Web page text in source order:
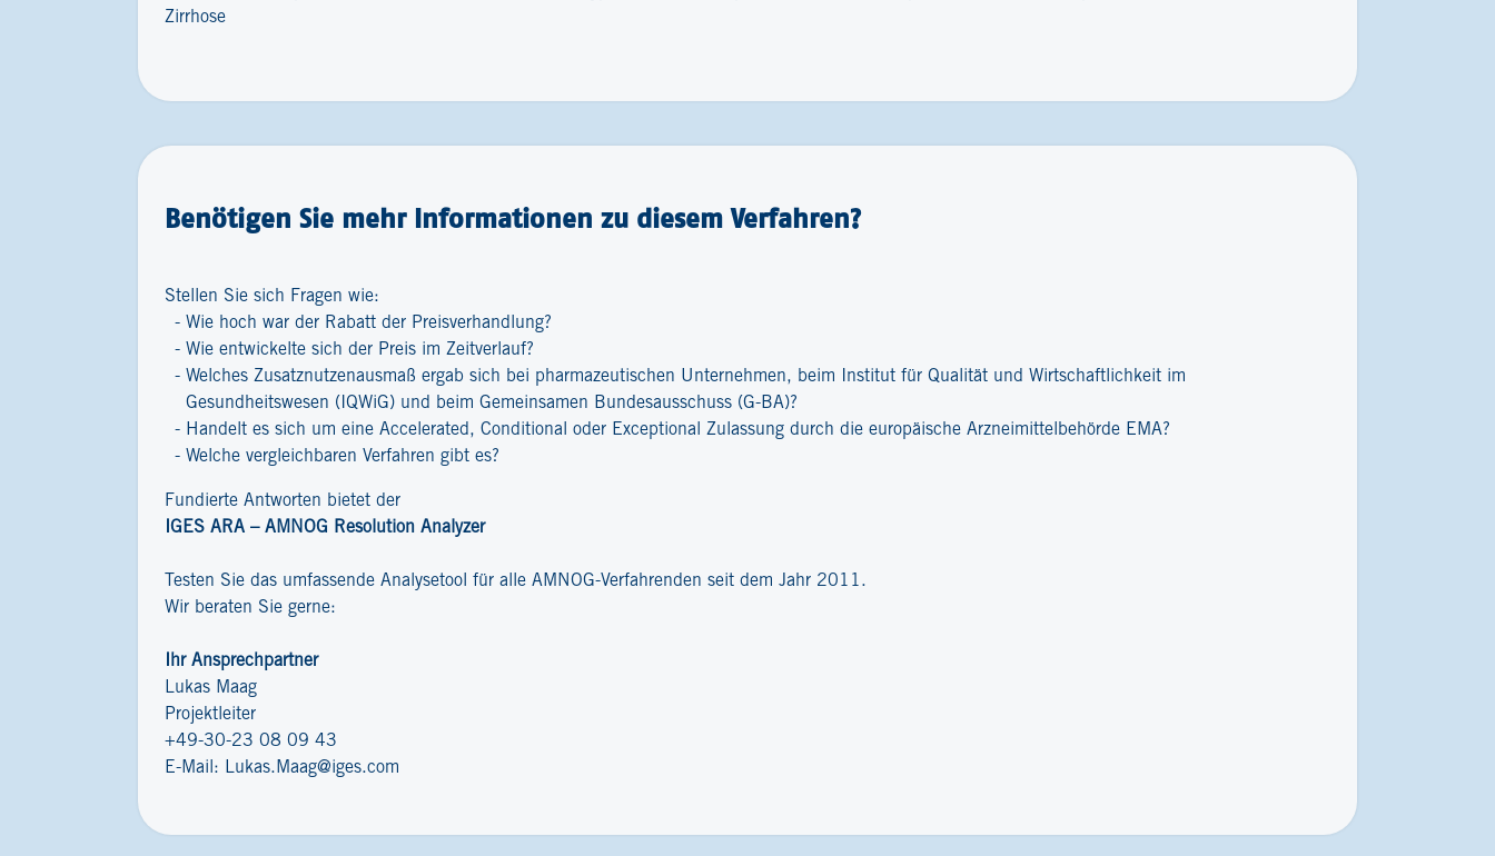
Zirrhose
Benötigen Sie mehr Informationen zu diesem Verfahren?
Stellen Sie sich Fragen wie:
Wie hoch war der Rabatt der Preisverhandlung?
Wie entwickelte sich der Preis im Zeitverlauf?
Welches Zusatznutzenausmaß ergab sich bei pharmazeutischen Unternehmen, beim Institut für Qualität und Wirtschaftlichkeit im
Gesundheitswesen (IQWiG) und beim Gemeinsamen Bundesausschuss (G-BA)?
Handelt es sich um eine Accelerated, Conditional oder Exceptional Zulassung durch die europäische Arzneimittelbehörde EMA?
Welche vergleichbaren Verfahren gibt es?
Fundierte Antworten bietet der
IGES ARA – AMNOG Resolution Analyzer
Testen Sie das umfassende Analysetool für alle AMNOG-Verfahrenden seit dem Jahr 2011.
Wir beraten Sie gerne:
Ihr Ansprechpartner
Lukas Maag
Projektleiter
+49-30-23 08 09 43
E-Mail: Lukas.Maag@iges.com